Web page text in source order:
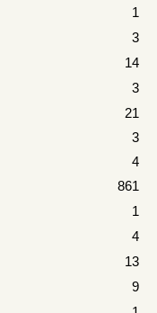
1
3
14
3
21
3
4
861
1
4
13
9